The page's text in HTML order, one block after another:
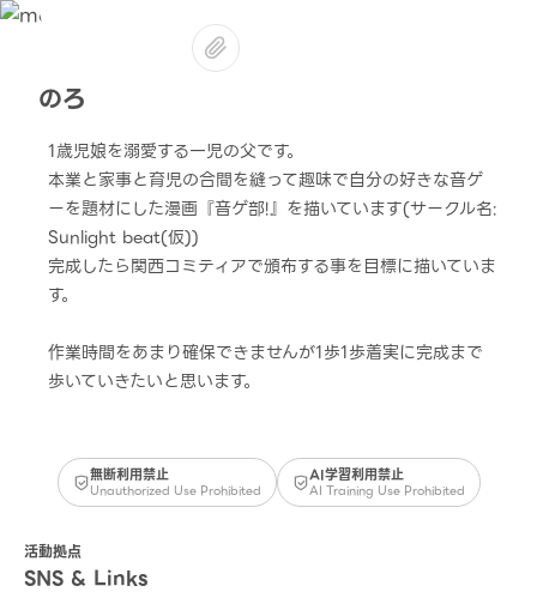
のろ
1歳児娘を溺愛する一児の父です。
本業と家事と育児の合間を縫って趣味で自分の好きな音ゲ
ーを題材にした漫画『音ゲ部!』を描いています(サークル名:
Sunlight beat(仮))
完成したら関西コミティアで頒布する事を目標に描いていま
す。
作業時間をあまり確保できませんが1歩1歩着実に完成まで
歩いていきたいと思います。
無断利用禁止
Unauthorized Use Prohibited
AI学習利用禁止
AI Training Use Prohibited
活動拠点
SNS & Links